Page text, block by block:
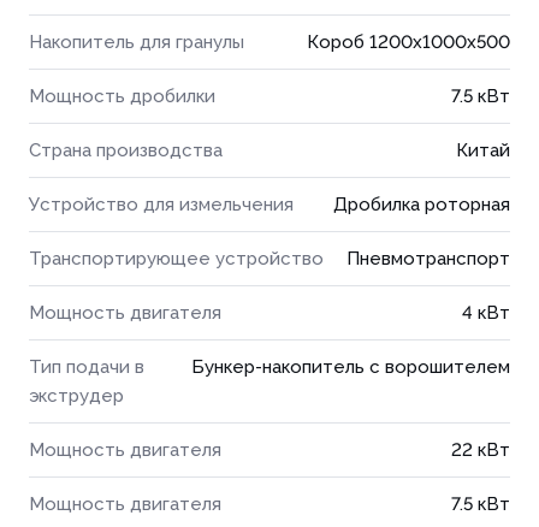
Накопитель для гранулы Короб 1200х1000х500
Мощность дробилки 7.5 кВт
Страна производства Китай
Устройство для измельчения Дробилка роторная
Транспортирующее устройство Пневмотранспорт
Мощность двигателя 4 кВт
Тип подачи в
экструдер
Бункер-накопитель с ворошителем
Мощность двигателя 22 кВт
Мощность двигателя 7.5 кВт